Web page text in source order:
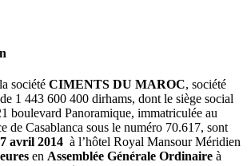
société CIMENTS DU MAROC, société
1 443 600 400 dirhams, dont le siège social
boulevard Panoramique, immatriculée au
de Casablanca sous le numéro 70.617, sont
avril 2014 à l’hôtel Royal Mansour Méridien
en Assemblée Générale Ordinaire à